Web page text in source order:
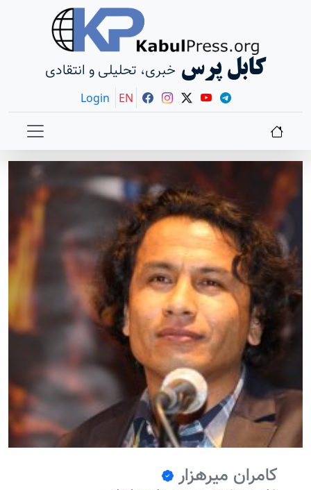
کابل پرس خبری، تحلیلی و انتقادی
Login EN
کامران میرهزار